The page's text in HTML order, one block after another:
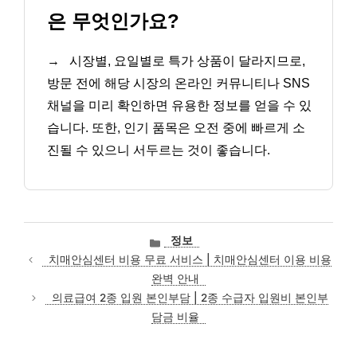
은 무엇인가요?
→
시장별, 요일별로 특가 상품이 달라지므로,
방문 전에 해당 시장의 온라인 커뮤니티나 SNS
채널을 미리 확인하면 유용한 정보를 얻을 수 있
습니다. 또한, 인기 품목은 오전 중에 빠르게 소
진될 수 있으니 서두르는 것이 좋습니다.
카
테
고
리
정보
치매안심센터 비용 무료 서비스 | 치매안심센터 이용 비용
완벽 안내
의료급여 2종 입원 본인부담 | 2종 수급자 입원비 본인부
담금 비율